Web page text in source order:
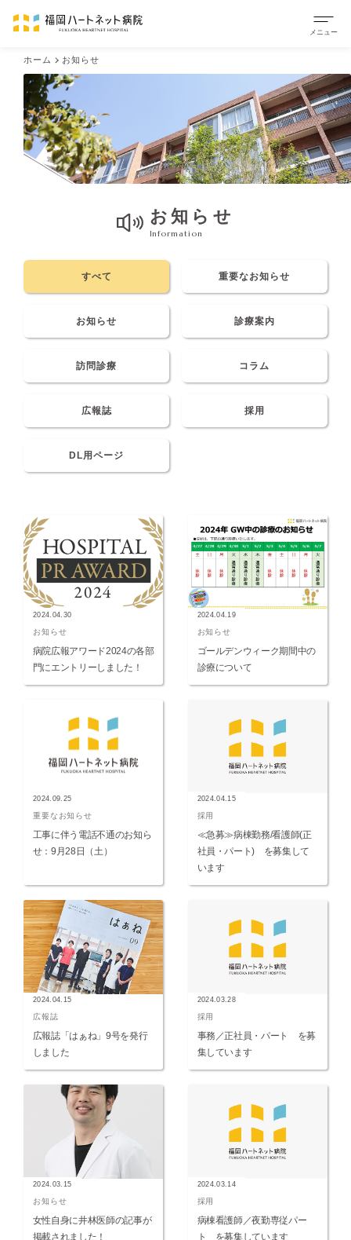
ホーム お知らせ
お知らせ
Information
すべて 重要なお知らせ
お知らせ 診療案内
訪問診療 コラム
広報誌 採用
DL用ページ
2024.04.30
お知らせ
病院広報アワード2024の各部
門にエントリーしました！
2024.04.19
お知らせ
ゴールデンウィーク期間中の
診療について
2024.09.25
重要なお知らせ
工事に伴う電話不通のお知ら
せ：9月28日（土）
2024.04.15
採用
≪急募≫病棟勤務/看護師(正
社員・パート) を募集して
います
2024.04.15
広報誌
広報誌「はぁね」9号を発行
しました
2024.03.28
採用
事務／正社員・パート を募
集しています
2024.03.15
お知らせ
女性自身に井林医師の記事が
掲載されました！
2024.03.14
採用
病棟看護師／夜勤専従パー
ト を募集しています